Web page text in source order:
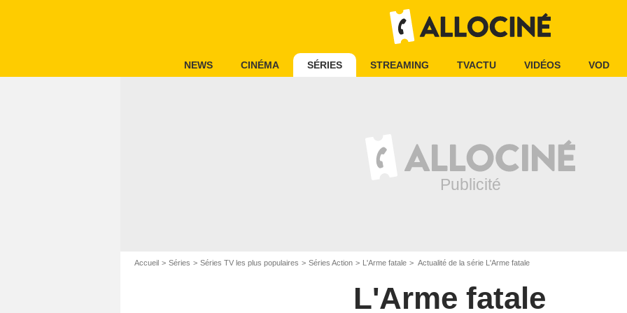
NEWS CINÉMA SÉRIES STREAMING TVACTU VIDÉOS VOD
Accueil Séries Séries TV les plus populaires Séries Action L'Arme fatale Actualité de la série L'Arme fatale
L'Arme fatale